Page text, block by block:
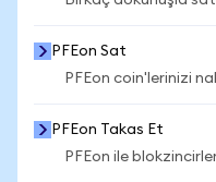
PFEon Sat
PFEon coin'lerinizi
PFEon Takas Et
PFEon ile